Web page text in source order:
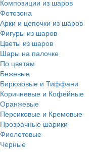
Композиции из шаров
Фотозона
Арки и цепочки из шаров
Фигуры из шаров
Цветы из шаров
Шары на палочке
По цветам
Бежевые
Бирюзовые и Тиффани
Коричневые и Кофейные
Оранжевые
Персиковые и Кремовые
Прозрачные шарики
Фиолетовые
Черные